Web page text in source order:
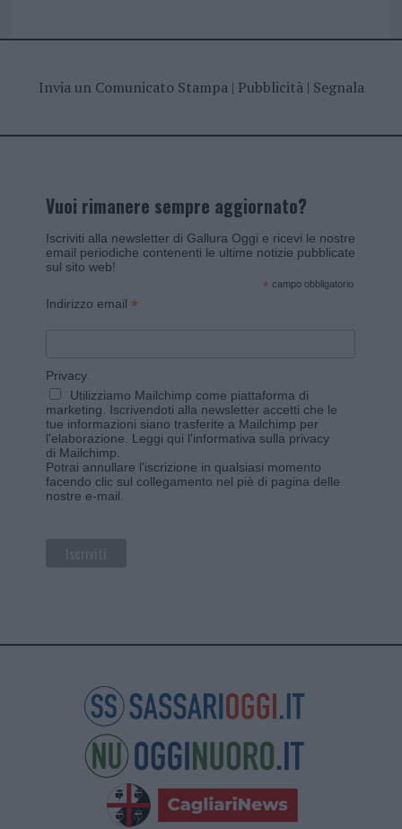
Invia un Comunicato Stampa| Pubblicità| Segnala
Vuoi rimanere sempre aggiornato?
Iscriviti alla newsletter di Gallura Oggi e ricevi le nostre
email periodiche contenenti le ultime notizie pubblicate
sul sito web!
* campo obbligatorio
Indirizzo email *
Privacy
Utilizziamo Mailchimp come piattaforma di
marketing. Iscrivendoti alla newsletter accetti che le
tue informazioni siano trasferite a Mailchimp per
l'elaborazione. Leggi qui l'informativa sulla privacy
di Mailchimp
Potrai annullare l'iscrizione in qualsiasi momento
facendo clic sul collegamento nel piè di pagina delle
nostre e-mail.